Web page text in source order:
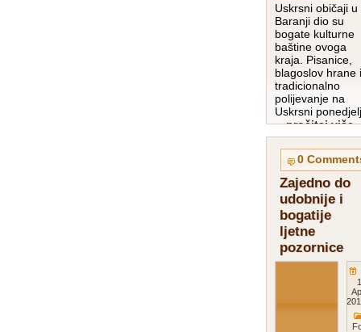
Uskrsni običaji u
Baranji dio su
bogate kulturne
baštine ovoga
kraja. Pisanice,
blagoslov hrane i
tradicionalno
polijevanje na
Uskrsni
…pročitaj
0
Zajedno do
udobnije i
bogatije
ljetne
pozornice